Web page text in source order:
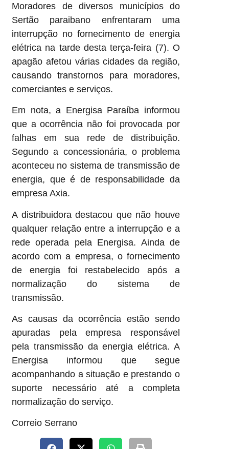
Moradores de diversos municípios do
Sertão paraibano enfrentaram uma
interrupção no fornecimento de energia
elétrica na tarde desta terça-feira (7). O
apagão afetou várias cidades da região,
causando transtornos para moradores,
comerciantes e serviços.
Em nota, a Energisa Paraíba informou
que a ocorrência não foi provocada por
falhas em sua rede de distribuição.
Segundo a concessionária, o problema
aconteceu no sistema de transmissão de
energia, que é de responsabilidade da
empresa Axia.
A distribuidora destacou que não houve
qualquer relação entre a interrupção e a
rede operada pela Energisa. Ainda de
acordo com a empresa, o fornecimento
de energia foi restabelecido após a
normalização do sistema de
transmissão.
As causas da ocorrência estão sendo
apuradas pela empresa responsável
pela transmissão da energia elétrica. A
Energisa informou que segue
acompanhando a situação e prestando o
suporte necessário até a completa
normalização do serviço.
Correio Serrano